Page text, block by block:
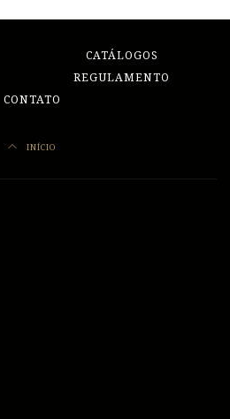
CATÁLOGOS
REGULAMENTO
CONTATO
INÍCIO